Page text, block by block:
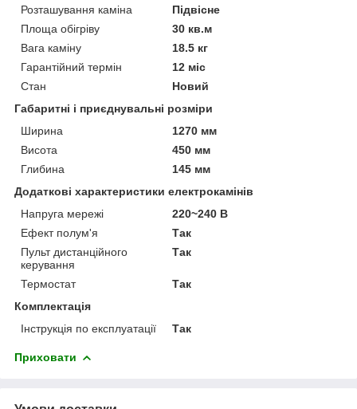
Розташування каміна
Підвісне
Площа обігріву
30 кв.м
Вага каміну
18.5 кг
Гарантійний термін
12 міс
Стан
Новий
Габаритні і приєднувальні розміри
Ширина
1270 мм
Висота
450 мм
Глибина
145 мм
Додаткові характеристики електрокамінів
Напруга мережі
220~240 В
Ефект полум'я
Так
Пульт дистанційного
керування
Так
Термостат
Так
Комплектація
Інструкція по експлуатації
Так
Приховати